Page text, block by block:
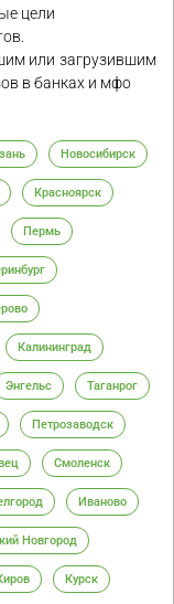
цели
или загрузившим
в банках и мфо
Новосибирск
Красноярск
Пермь
Калининград
Энгельс Таганрог
Петрозаводск
Смоленск
Иваново
Новгород
Курск